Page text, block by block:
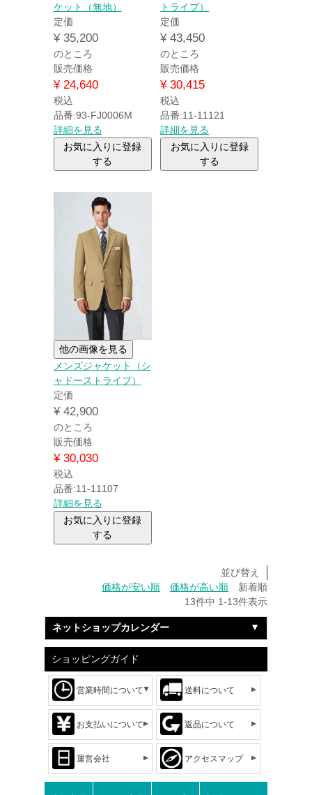
ケット（無地）
定価
¥ 35,200
のところ
販売価格
¥ 24,640
税込
品番:93-FJ0006M
詳細を見る
お気に入りに登録
する
トライプ）
定価
¥ 43,450
のところ
販売価格
¥ 30,415
税込
品番:11-11121
詳細を見る
お気に入りに登録
する
他の画像を見る
メンズジャケット（シ
ャドーストライプ）
定価
¥ 42,900
のところ
販売価格
¥ 30,030
税込
品番:11-11107
詳細を見る
お気に入りに登録
する
並び替え
価格が安い順
価格が高い順
新着順
13件中 1-13件表示
ネットショップカレンダー
ショッピングガイド
営業時間について 送料について
お支払いについて 返品について
運営会社 アクセスマップ